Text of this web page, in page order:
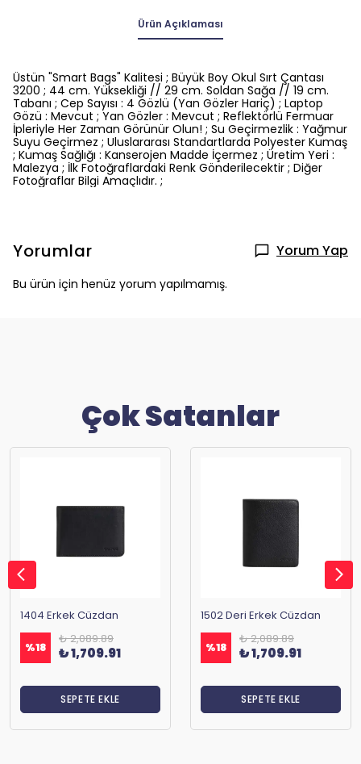
Ürün Açıklaması
Üstün "Smart Bags" Kalitesi ; Büyük Boy Okul Sırt Çantası
3200 ; 44 cm. Yüksekliği // 29 cm. Soldan Sağa // 19 cm.
Tabanı ; Cep Sayısı : 4 Gözlü (Yan Gözler Hariç) ; Laptop
Gözü : Mevcut ; Yan Gözler : Mevcut ; Reflektörlü Fermuar
İpleriyle Her Zaman Görünür Olun! ; Su Geçirmezlik : Yağmur
Suyu Geçirmez ; Uluslararası Standartlarda Polyester Kumaş
; Kumaş Sağlığı : Kanserojen Madde İçermez ; Üretim Yeri :
Malezya ; İlk Fotoğraflardaki Renk Gönderilecektir ; Diğer
Fotoğraflar Bilgi Amaçlıdır. ;
Yorumlar Yorum Yap
Bu ürün için henüz yorum yapılmamış.
Çok Satanlar
1404 Erkek Cüzdan
%18
₺ 2,089.89
₺ 1,709.91
SEPETE EKLE
1502 Deri Erkek Cüzdan
%18
₺ 2,089.89
₺ 1,709.91
SEPETE EKLE